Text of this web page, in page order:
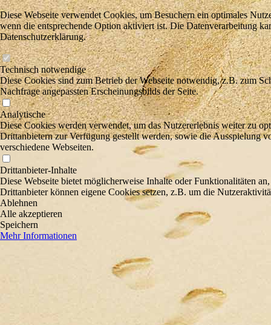
Diese Webseite verwendet Cookies, um Besuchern ein optimales
wenn die entsprechende Option aktiviert ist. Die Datenverarbeitung
Datenschutzerklärung.
Technisch notwendige
Diese Cookies sind zum Betrieb der Webseite notwendig, z.B. zum
Nachfrage angepassten Erscheinungsbilds der Seite.
Analytische
Diese Cookies werden verwendet, um das Nutzererlebnis weiter zu
Drittanbietern zur Verfügung gestellt werden, sowie die Ausspielung
verschiedene Webseiten.
Drittanbieter-Inhalte
Diese Webseite bietet möglicherweise Inhalte oder Funktionalitäten
Drittanbieter können eigene Cookies setzen, z.B. um die
Ablehnen
Alle akzeptieren
Speichern
Mehr Informationen